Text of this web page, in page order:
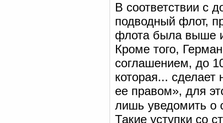
В соответствии с
подводный флот,
флота была выше и
Кроме того,
соглашением, до
которая...
ее правом», для
лишь уведомить о
Такие уступки со